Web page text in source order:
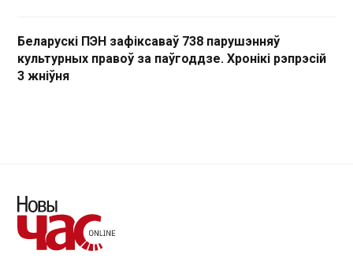
Беларускі ПЭН зафіксаваў 738 парушэнняў
культурных правоў за паўгоддзе. Хронікі рэпрэсій
3 жніўня